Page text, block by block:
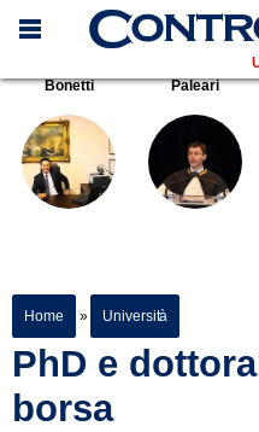
Bonetti
Paleari
Home » Università
PhD e
borsa